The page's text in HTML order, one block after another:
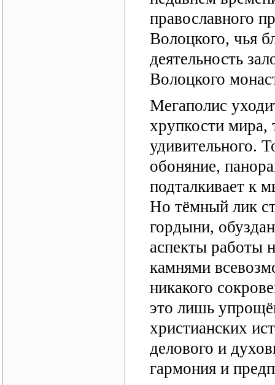
православного
Волоцкого, чья
деятельность
Волоцкого
Мегаполис
хрупкости мира,
удивительного.
обоняние,
подталкивает к
Но тёмный лик
гордыни,
аспекты работы
камнями
никакого
это лишь
христианских
делового и
гармония и